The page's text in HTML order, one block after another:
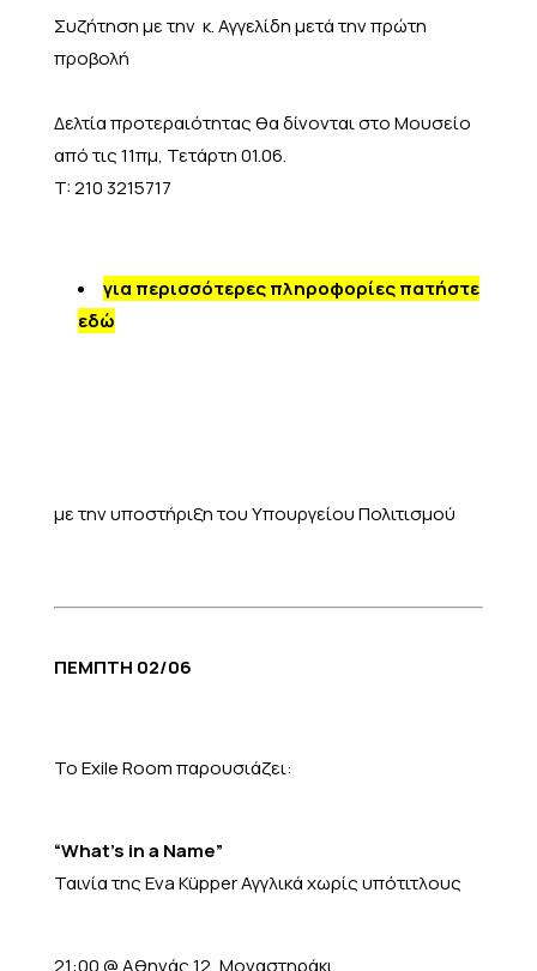
Συζήτηση με την κ. Αγγελίδη μετά την πρώτη
προβολή
Δελτία προτεραιότητας θα δίνονται στο Μουσείο
από τις 11πμ, Τετάρτη 01.06.
T: 210 3215717
για περισσότερες πληροφορίες πατήστε
εδώ
με την υποστήριξη του Υπουργείου Πολιτισμού
ΠΕΜΠΤΗ 02/06
Το Exile Room παρουσιάζει:
“What’s in a Name”
Ταινία της Eva Küpper Αγγλικά χωρίς υπότιτλους
21:00 @ Αθηνάς 12, Μοναστηράκι